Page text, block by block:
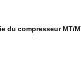
du compresseur MT/